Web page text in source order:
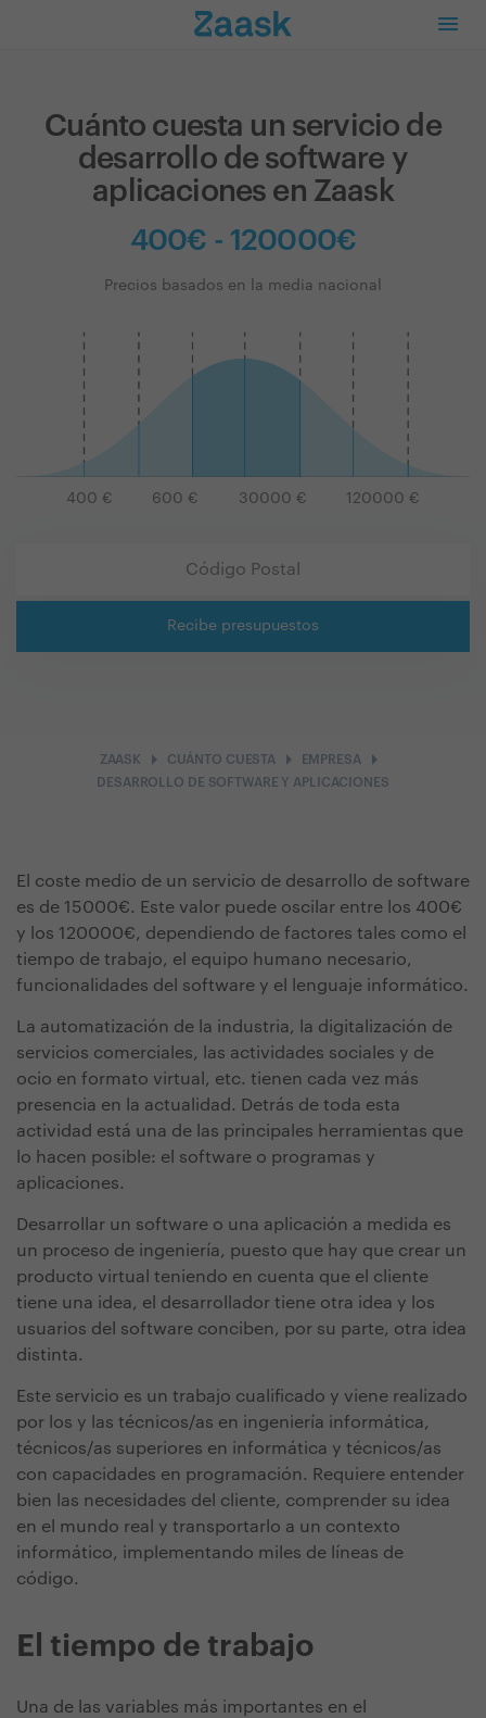
Cuánto cuesta un servicio de
desarrollo de software y
aplicaciones en Zaask
400€ - 120000€
Precios basados en la media nacional
400 € 600 € 30000 € 120000 €
Recibe presupuestos
ZAASK arrow_right CUÁNTO CUESTA arrow_right EMPRESAarrow_right
DESARROLLO DE SOFTWARE Y APLICACIONES
El coste medio de un servicio de desarrollo de software
es de 15000€. Este valor puede oscilar entre los 400€
y los 120000€, dependiendo de factores tales como el
tiempo de trabajo, el equipo humano necesario,
funcionalidades del software y el lenguaje informático.
La automatización de la industria, la digitalización de
servicios comerciales, las actividades sociales y de
ocio en formato virtual, etc. tienen cada vez más
presencia en la actualidad. Detrás de toda esta
actividad está una de las principales herramientas que
lo hacen posible: el software o programas y
aplicaciones.
Desarrollar un software o una aplicación a medida es
un proceso de ingeniería, puesto que hay que crear un
producto virtual teniendo en cuenta que el cliente
tiene una idea, el desarrollador tiene otra idea y los
usuarios del software conciben, por su parte, otra idea
distinta.
Este servicio es un trabajo cualificado y viene realizado
por los y las técnicos/as en ingeniería informática,
técnicos/as superiores en informática y técnicos/as
con capacidades en programación. Requiere entender
bien las necesidades del cliente, comprender su idea
en el mundo real y transportarlo a un contexto
informático, implementando miles de líneas de
código.
El tiempo de trabajo
Una de las variables más importantes en el